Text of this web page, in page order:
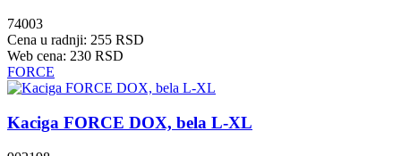
74003
Cena u radnji: 255 RSD
Web cena: 230 RSD
FORCE
Kaciga FORCE DOX, bela L-XL